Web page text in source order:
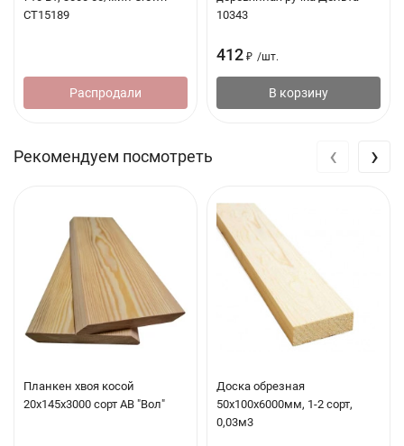
сертификации)
CT15189
Распродали
10343
412 ₽ /шт.
В корзину
Рекомендуем посмотреть
Планкен хвоя косой
20х145х3000 сорт АВ "Вол"
Доска обрезная
50x100x6000мм, 1-2 сорт,
0,03м3
‹ ›